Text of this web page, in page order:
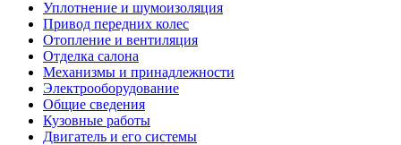
Уплотнение и шумоизоляция
Привод передних колес
Отопление и вентиляция
Отделка салона
Механизмы и принадлежности
Электрооборудование
Общие сведения
Кузовные работы
Двигатель и его системы